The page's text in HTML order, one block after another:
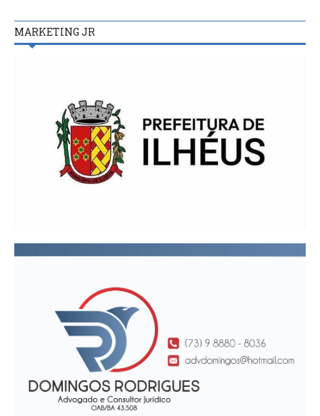
MARKETING JR